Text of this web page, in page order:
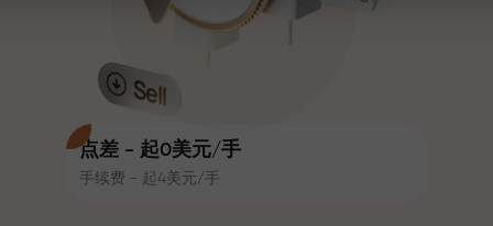
点差 - 起0美元/手
手续费 - 起4美元/手
赛道速度与交易速度共享相同价值
观。Ales Loprais将刺激与纪律元素
带入交易世界，作为InstaForex合作
伙伴，激励客户实现雄心勃勃的目
最高X1000奖金—市场上最大倍数